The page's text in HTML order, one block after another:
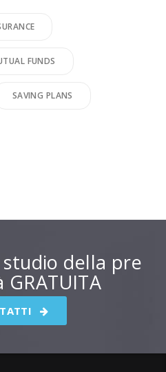
FUNDS
SAVING PLANS
studio della pre